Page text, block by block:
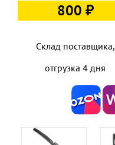
800 ₽
Склад поставщика,
отгрузка 4 дня